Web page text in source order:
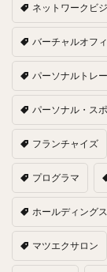
ネットワークビ
バーチャルオフ
パーソナルトレ
パーソナル・ス
フランチャイズ
プログラマ
ホールディング
マツエクサロン